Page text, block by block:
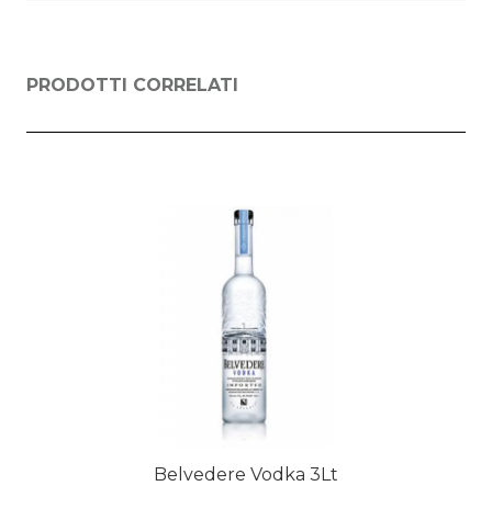
PRODOTTI CORRELATI
Belvedere Vodka 3Lt